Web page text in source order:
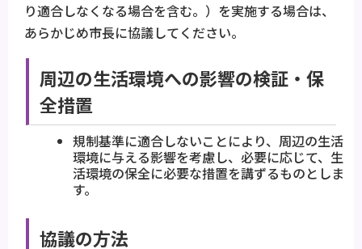
り適合しなくなる場合を含む。）を実施する場合は、
あらかじめ市長に協議してください。
周辺の生活環境への影響の検証・保
全措置
規制基準に適合しないことにより、周辺の生活
環境に与える影響を考慮し、必要に応じて、生
活環境の保全に必要な措置を講ずるものとしま
す。
協議の方法